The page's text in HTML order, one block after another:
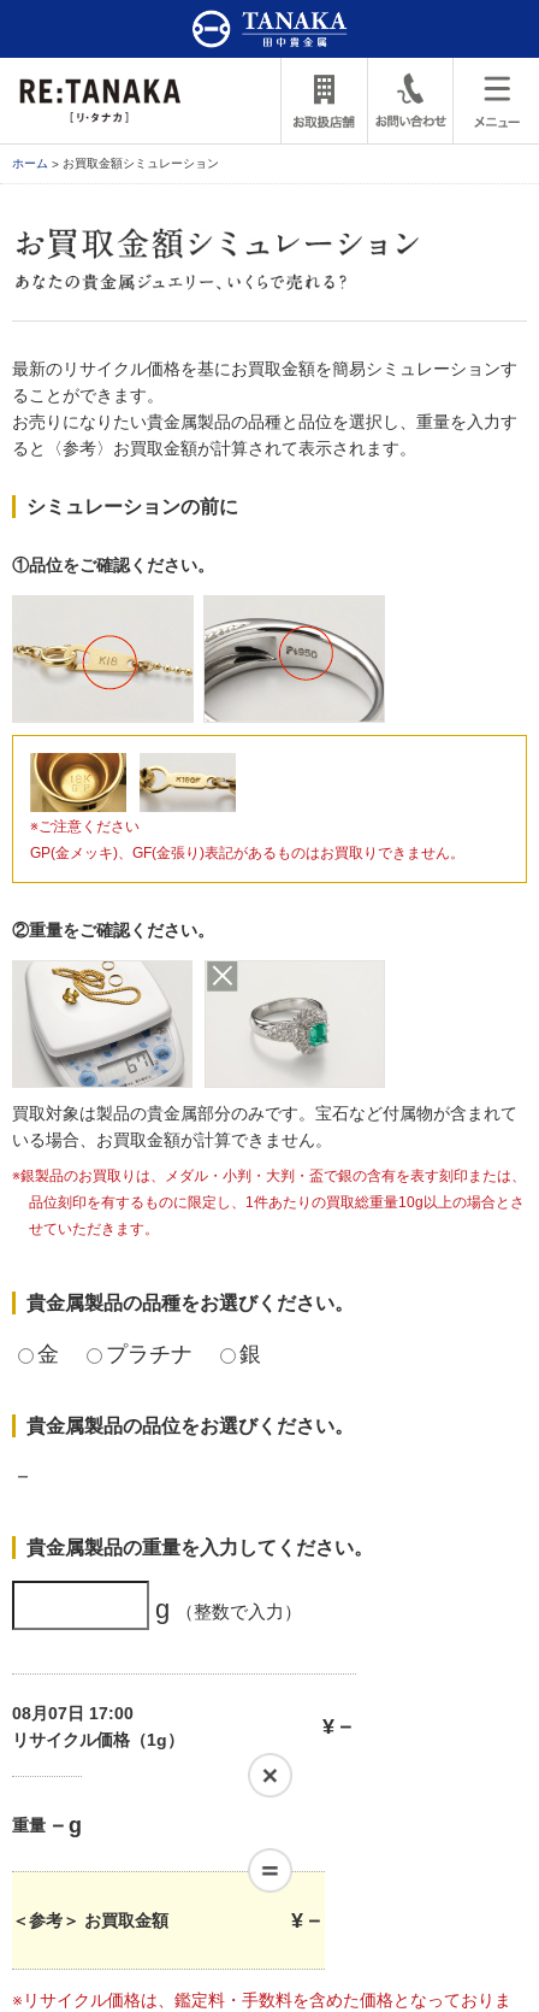
ホーム お買取金額シミュレーション
最新のリサイクル価格を基にお買取金額を簡易シミュレーションす
ることができます。
お売りになりたい貴金属製品の品種と品位を選択し、重量を入力す
ると〈参考〉お買取金額が計算されて表示されます。
シミュレーションの前に
①品位をご確認ください。
※ご注意ください
GP(金メッキ)、GF(金張り)表記があるものはお買取りできません。
②重量をご確認ください。
買取対象は製品の貴金属部分のみです。宝石など付属物が含まれて
いる場合、お買取金額が計算できません。
※銀製品のお買取りは、メダル・小判・大判・盃で銀の含有を表す刻印または、
品位刻印を有するものに限定し、1件あたりの買取総重量10g以上の場合とさ
せていただきます。
貴金属製品の品種をお選びください。
金 プラチナ 銀
貴金属製品の品位をお選びください。
－
貴金属製品の重量を入力してください。
g （整数で入力）
08月07日 17:00
リサイクル価格（1g）
¥ －
重量 － g
＜参考＞ お買取金額 ¥ －
※リサイクル価格は、鑑定料・手数料を含めた価格となっておりま